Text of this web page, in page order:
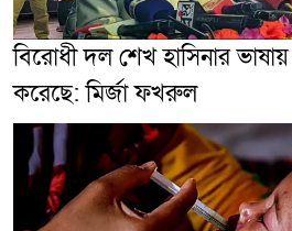
বিরোধী দল শেখ হাসিনার
করেছে: মির্জা ফখরুল